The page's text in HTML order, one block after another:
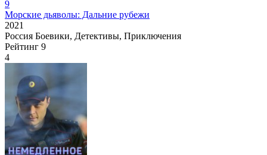
9
Морские дьяволы: Дальние рубежи
2021
Россия Боевики, Детективы, Приключения
Рейтинг 9
4